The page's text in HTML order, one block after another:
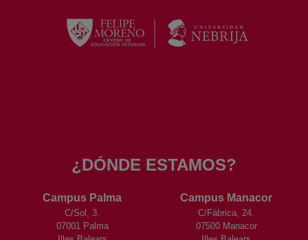
¿DÓNDE ESTAMOS?
Campus Palma
C/Sol, 3.
07001 Palma
Campus Manacor
C/Fábrica, 24.
07500 Manacor